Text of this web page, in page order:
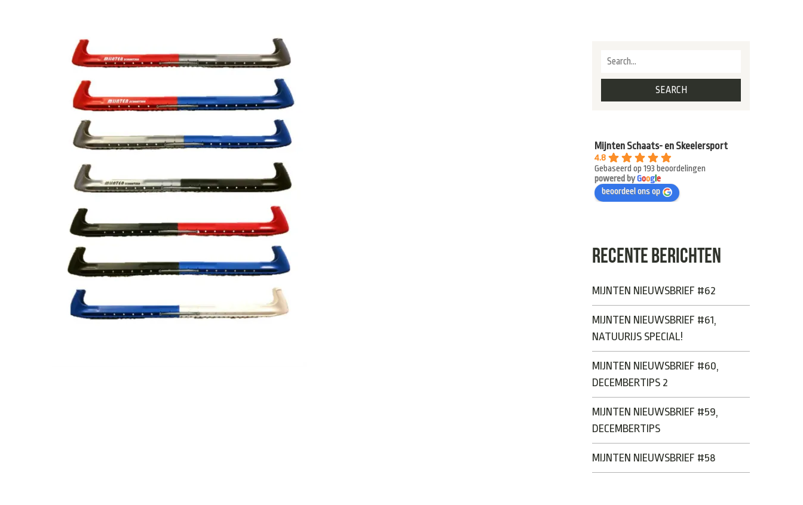
Mijnten Schaats- en Skeelersport
4.8
Gebaseerd op 193 beoordelingen
powered byGoogle
beoordeel ons op
RECENTE BERICHTEN
MIJNTEN NIEUWSBRIEF #62
MIJNTEN NIEUWSBRIEF #61,
NATUURIJS SPECIAL!
MIJNTEN NIEUWSBRIEF #60,
DECEMBERTIPS 2
MIJNTEN NIEUWSBRIEF #59,
DECEMBERTIPS
MIJNTEN NIEUWSBRIEF #58